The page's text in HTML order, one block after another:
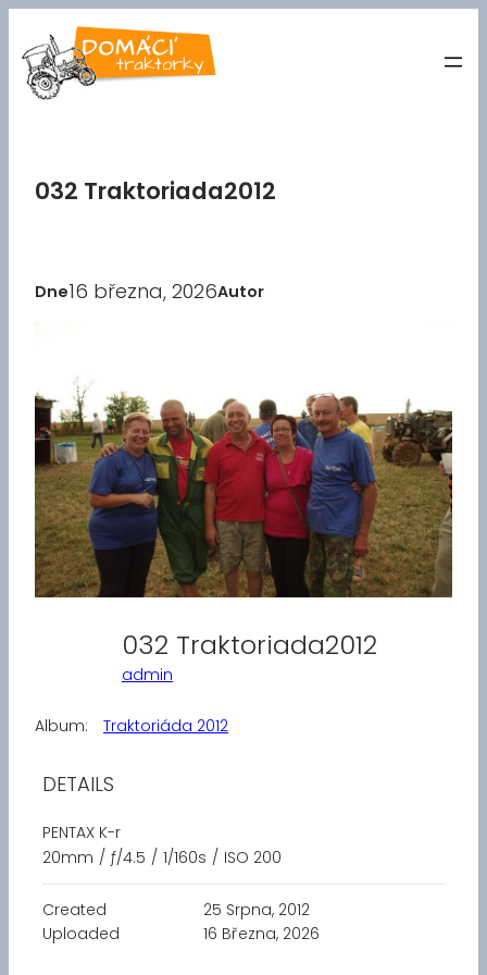
na
obsah
032 Traktoriada2012
Dne16 března, 2026Autor
032 Traktoriada2012
admin
Album: Traktoriáda 2012
DETAILS
PENTAX K-r
20mm / ƒ/4.5 / 1/160s / ISO 200
Created
25 Srpna, 2012
Uploaded
16 Března, 2026